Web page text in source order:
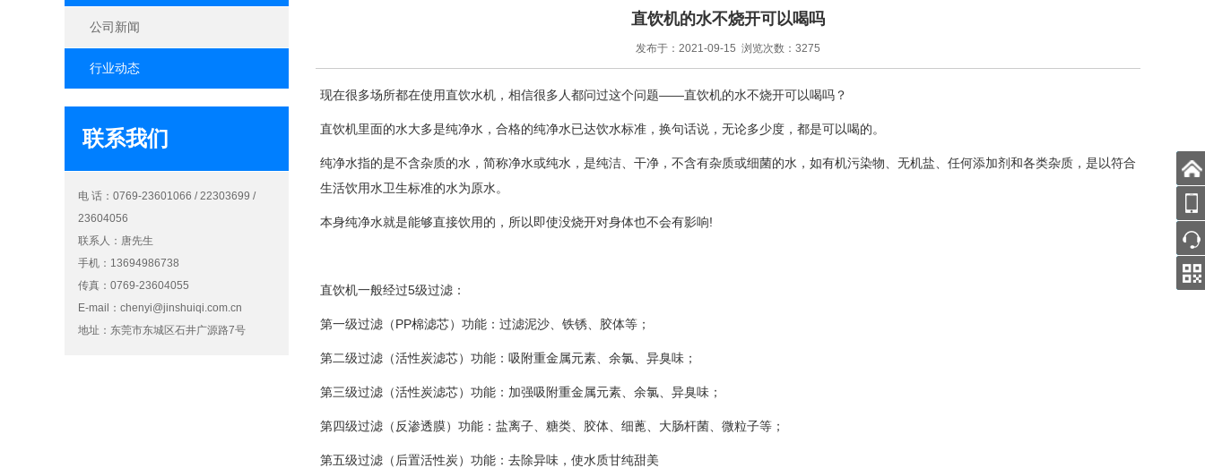
公司新闻
行业动态
联系我们
电 话：0769-23601066 / 22303699 /
23604056
联系人：唐先生
手机：13694986738
传真：0769-23604055
E-mail： chenyi@jinshuiqi.com.cn
地址：东莞市东城区石井广源路7号
直饮机的水不烧开可以喝吗
发布于：2021-09-15 浏览次数：3275
现在很多场所都在使用直饮水机，相信很多人都问过这个问题——直饮机的水不烧开可以喝吗？
直饮机里面的水大多是纯净水，合格的纯净水已达饮水标准，换句话说，无论多少度，都是可以喝的。
纯净水指的是不含杂质的水，简称净水或纯水，是纯洁、干净，不含有杂质或细菌的水，如有机污染物、无机盐、任何添加剂和各类杂质，是以符合
生活饮用水卫生标准的水为原水。
本身纯净水就是能够直接饮用的，所以即使没烧开对身体也不会有影响!
直饮机一般经过5级过滤：
第一级过滤（PP棉滤芯）功能：过滤泥沙、铁锈、胶体等；
第二级过滤（活性炭滤芯）功能：吸附重金属元素、余氯、异臭味；
第三级过滤（活性炭滤芯）功能：加强吸附重金属元素、余氯、异臭味；
第四级过滤（反渗透膜）功能：盐离子、糖类、胶体、细蓖、大肠杆菌、微粒子等；
第五级过滤（后置活性炭）功能：去除异味，使水质甘纯甜美